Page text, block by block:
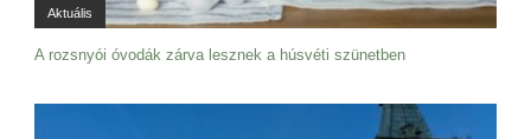
Aktuális
A rozsnyói óvodák zárva lesznek a húsvéti szünetben